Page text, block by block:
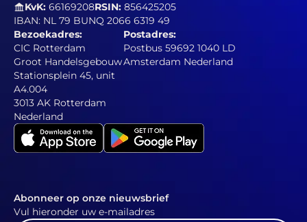
KvK: 66169208RSIN: 856425205
IBAN: NL 79 BUNQ 2066 6319 49
Bezoekadres:
CIC Rotterdam
Groot Handelsgebouw
Stationsplein 45, unit
A4.004
3013 AK Rotterdam
Nederland
Postadres:
Postbus 59692 1040 LD
Amsterdam Nederland
Abonneer op onze nieuwsbrief
Vul hieronder uw e-mailadres